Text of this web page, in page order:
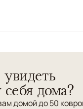
новозеландской
себя дома?
домой до 50